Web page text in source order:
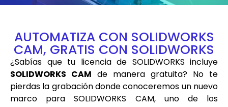
AUTOMATIZA CON SOLIDWORKS
CAM, GRATIS CON SOLIDWORKS
¿Sabías que tu licencia de SOLIDWORKS incluye
SOLIDWORKS CAM de manera gratuita? No te
pierdas la grabación donde conoceremos un nuevo
marco para SOLIDWORKS CAM, uno de los